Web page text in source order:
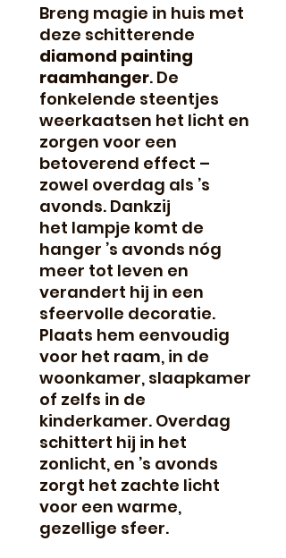
Breng magie in huis met
deze schitterende
diamond painting
raamhanger. De
fonkelende steentjes
weerkaatsen het licht en
zorgen voor een
betoverend effect –
zowel overdag als ’s
avonds. Dankzij
het lampje komt de
hanger ’s avonds nóg
meer tot leven en
verandert hij in een
sfeervolle decoratie.
Plaats hem eenvoudig
voor het raam, in de
woonkamer, slaapkamer
of zelfs in de
kinderkamer. Overdag
schittert hij in het
zonlicht, en ’s avonds
zorgt het zachte licht
voor een warme,
gezellige sfeer.